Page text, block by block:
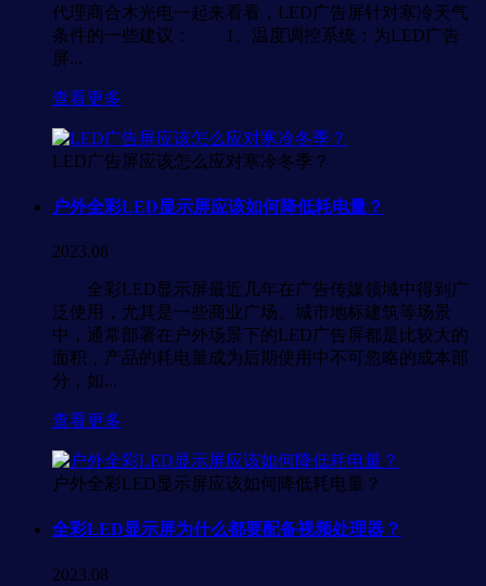
代理商合木光电一起来看看，LED广告屏针对寒冷天气
条件的一些建议： 1、温度调控系统：为LED广告
屏...
查看更多
LED广告屏应该怎么应对寒冷冬季？
户外全彩LED显示屏应该如何降低耗电量？
2023.08
全彩LED显示屏最近几年在广告传媒领域中得到广
泛使用，尤其是一些商业广场、城市地标建筑等场景
中，通常部署在户外场景下的LED广告屏都是比较大的
面积，产品的耗电量成为后期使用中不可忽略的成本部
分，如...
查看更多
户外全彩LED显示屏应该如何降低耗电量？
全彩LED显示屏为什么都要配备视频处理器？
2023.08